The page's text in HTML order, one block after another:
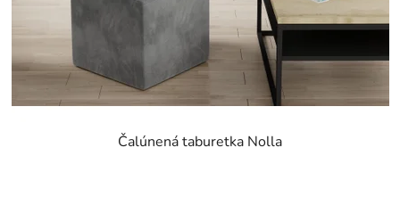
Čalúnená taburetka Nolla